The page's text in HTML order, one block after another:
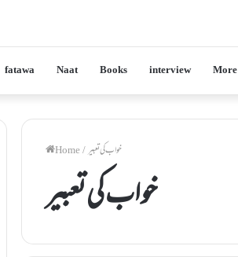
fatawa Naat Books interview More
Home/خواب کی تعبیر
خواب کی تعبیر